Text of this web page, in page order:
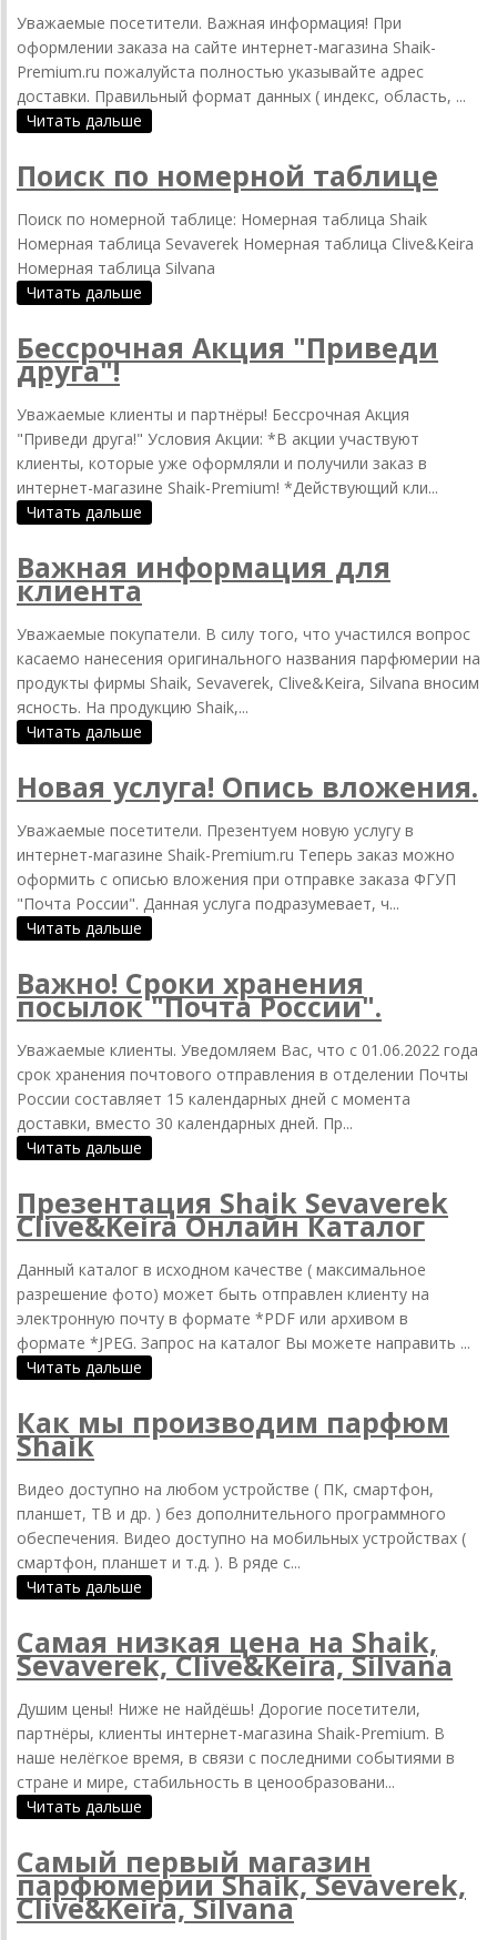
Уважаемые посетители. Важная информация! При
оформлении заказа на сайте интернет-магазина Shaik-
Premium.ru пожалуйста полностью указывайте адрес
доставки. Правильный формат данных ( индекс, область, ...
Читать дальше
Поиск по номерной таблице
Поиск по номерной таблице: Номерная таблица Shaik
Номерная таблица Sevaverek Номерная таблица Clive&Keira
Номерная таблица Silvana
Читать дальше
Бессрочная Акция "Приведи
друга"!
Уважаемые клиенты и партнёры! Бессрочная Акция
"Приведи друга!" Условия Акции: *В акции участвуют
клиенты, которые уже оформляли и получили заказ в
интернет-магазине Shaik-Premium! *Действующий кли...
Читать дальше
Важная информация для
клиента
Уважаемые покупатели. В силу того, что участился вопрос
касаемо нанесения оригинального названия парфюмерии на
продукты фирмы Shaik, Sevaverek, Clive&Keira, Silvana вносим
ясность. На продукцию Shaik,...
Читать дальше
Новая услуга! Опись вложения.
Уважаемые посетители. Презентуем новую услугу в
интернет-магазине Shaik-Premium.ru Теперь заказ можно
оформить с описью вложения при отправке заказа ФГУП
"Почта России". Данная услуга подразумевает, ч...
Читать дальше
Важно! Сроки хранения
посылок "Почта России".
Уважаемые клиенты. Уведомляем Вас, что с 01.06.2022 года
срок хранения почтового отправления в отделении Почты
России составляет 15 календарных дней с момента
доставки, вместо 30 календарных дней. Пр...
Читать дальше
Презентация Shaik Sevaverek
Clive&Keira Онлайн Каталог
Данный каталог в исходном качестве ( максимальное
разрешение фото) может быть отправлен клиенту на
электронную почту в формате *PDF или архивом в
формате *JPEG. Запрос на каталог Вы можете направить ...
Читать дальше
Как мы производим парфюм
Shaik
Видео доступно на любом устройстве ( ПК, смартфон,
планшет, ТВ и др. ) без дополнительного программного
обеспечения. Видео доступно на мобильных устройствах (
смартфон, планшет и т.д. ). В ряде с...
Читать дальше
Самая низкая цена на Shaik,
Sevaverek, Clive&Keira, Silvana
Душим цены! Ниже не найдёшь! Дорогие посетители,
партнёры, клиенты интернет-магазина Shaik-Premium. В
наше нелёгкое время, в связи с последними событиями в
стране и мире, стабильность в ценообразовани...
Читать дальше
Самый первый магазин
парфюмерии Shaik, Sevaverek,
Clive&Keira, Silvana